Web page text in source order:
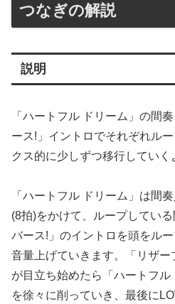
つなぎの解説
説明
「ハートフル ドリーム」の間
ース!」イントロでそれぞれル
クス的に少しずつ移行していく
「ハートフル ドリーム」は間
(8拍)をかけて、ループしてい
バース!」のイントロを頭をル
音量上げていきます。「リザ
が目立ち始めたら「ハートフ
を徐々に削っていき、最後に